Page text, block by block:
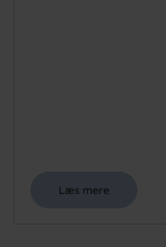
Læs mere